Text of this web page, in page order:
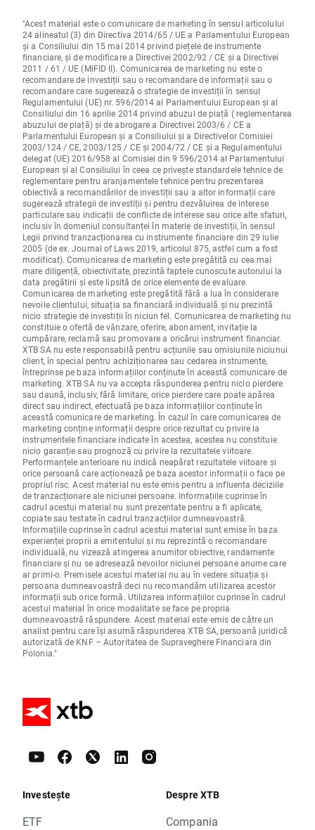
"Acest material este o comunicare de marketing în sensul articolului
24 alineatul (3) din Directiva 2014/65 / UE a Parlamentului European
și a Consiliului din 15 mai 2014 privind piețele de instrumente
financiare, și de modificare a Directivei 2002/92 / CE și a Directivei
2011 / 61 / UE (MiFID II). Comunicarea de marketing nu este o
recomandare de investiții sau o recomandare de informații sau o
recomandare care sugerează o strategie de investiții în sensul
Regulamentului (UE) nr. 596/2014 al Parlamentului European și al
Consiliului din 16 aprilie 2014 privind abuzul de piață ( reglementarea
abuzului de piață) și de abrogare a Directivei 2003/6 / CE a
Parlamentului European și a Consiliului și a Directivelor Comisiei
2003/124 / CE, 2003/125 / CE și 2004/72 / CE și a Regulamentului
delegat (UE) 2016/958 al Comisiei din 9 596/2014 al Parlamentului
European și al Consiliului în ceea ce privește standardele tehnice de
reglementare pentru aranjamentele tehnice pentru prezentarea
obiectivă a recomandărilor de investiții sau a altor informații care
sugerează strategii de investiții și pentru dezvăluirea de interese
particulare sau indicații de conflicte de interese sau orice alte sfaturi,
inclusiv în domeniul consultanței în materie de investiții, în sensul
Legii privind tranzacționarea cu instrumente financiare din 29 iulie
2005 (de ex. Journal of Laws 2019, articolul 875, astfel cum a fost
modificat). Comunicarea de marketing este pregătită cu cea mai
mare diligență, obiectivitate, prezintă faptele cunoscute autorului la
data pregătirii și este lipsită de orice elemente de evaluare.
Comunicarea de marketing este pregătită fără a lua în considerare
nevoile clientului, situația sa financiară individuală și nu prezintă
nicio strategie de investiții în niciun fel. Comunicarea de marketing nu
constituie o ofertă de vânzare, oferire, abonament, invitație la
cumpărare, reclamă sau promovare a oricărui instrument financiar.
XTB SA nu este responsabilă pentru acțiunile sau omisiunile niciunui
client, în special pentru achiziționarea sau cedarea instrumente,
întreprinse pe baza informațiilor conținute în această comunicare de
marketing. XTB SA nu va accepta răspunderea pentru nicio pierdere
sau daună, inclusiv, fără limitare, orice pierdere care poate apărea
direct sau indirect, efectuată pe baza informațiilor conținute în
această comunicare de marketing. În cazul în care comunicarea de
marketing conține informații despre orice rezultat cu privire la
instrumentele financiare indicate în acestea, acestea nu constituie
nicio garanție sau prognoză cu privire la rezultatele viitoare.
Performanțele anterioare nu indică neapărat rezultatele viitoare și
orice persoană care acționează pe baza acestor informații o face pe
propriul risc. Acest material nu este emis pentru a influenta deciziile
de tranzacționare ale niciunei persoane. Informațiile cuprinse în
cadrul acestui material nu sunt prezentate pentru a fi aplicate,
copiate sau testate în cadrul tranzacțiilor dumneavoastră.
Informațiile cuprinse în cadrul acestui material sunt emise în baza
experienței proprii a emitentului și nu reprezintă o recomandare
individuală, nu vizează atingerea anumitor obiective, randamente
financiare și nu se adresează nevoilor niciunei persoane anume care
ar primi-o. Premisele acestui material nu au în vedere situația și
persoana dumneavoastră deci nu recomandăm utilizarea acestor
informații sub orice formă. Utilizarea informațiilor cuprinse în cadrul
acestui material în orice modalitate se face pe propria
dumneavoastră răspundere. Acest material este emis de către un
analist pentru care își asumă răspunderea XTB SA, persoană juridică
autorizată de KNF – Autoritatea de Supraveghere Financiara din
Polonia."
Investește
ETF
Despre XTB
Compania